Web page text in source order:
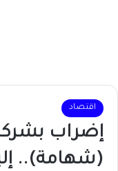
اقتصاد
إضراب
(شهامة)..